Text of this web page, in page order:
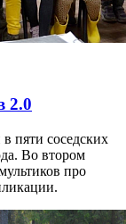
2.0
пяти соседских
Во втором
про